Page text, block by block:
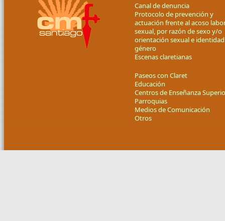
Canal de denuncia
Protocolo de prevención y
actuación frente al acoso
sexual, por razón de sexo y/o
orientación sexual e
género
Escenas claretianas
Paseos con Claret
Educación
Centros de Enseñanza
Parroquias
Medios de Comunicación
Otros